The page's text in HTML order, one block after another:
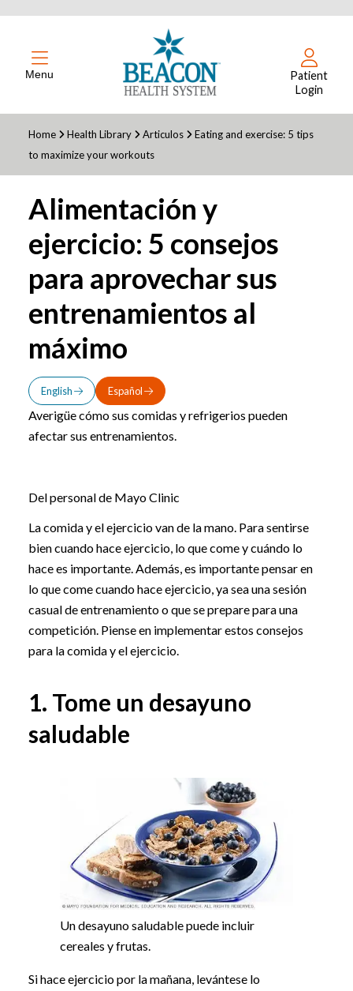
Menu
Patient
Login
Home Health Library Articulos
Eating and exercise: 5 tips
to maximize your workouts
Alimentación y
ejercicio: 5 consejos
para aprovechar sus
entrenamientos al
máximo
English Español
Averigüe cómo sus comidas y refrigerios pueden
afectar sus entrenamientos.
Del personal de Mayo Clinic
La comida y el ejercicio van de la mano. Para sentirse
bien cuando hace ejercicio, lo que come y cuándo lo
hace es importante. Además, es importante pensar en
lo que come cuando hace ejercicio, ya sea una sesión
casual de entrenamiento o que se prepare para una
competición. Piense en implementar estos consejos
para la comida y el ejercicio.
1. Tome un desayuno
saludable
Un desayuno saludable puede incluir
cereales y frutas.
Si hace ejercicio por la mañana, levántese lo